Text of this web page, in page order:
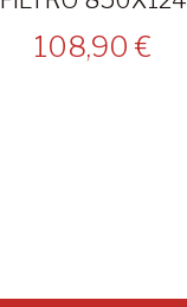
108,90 €